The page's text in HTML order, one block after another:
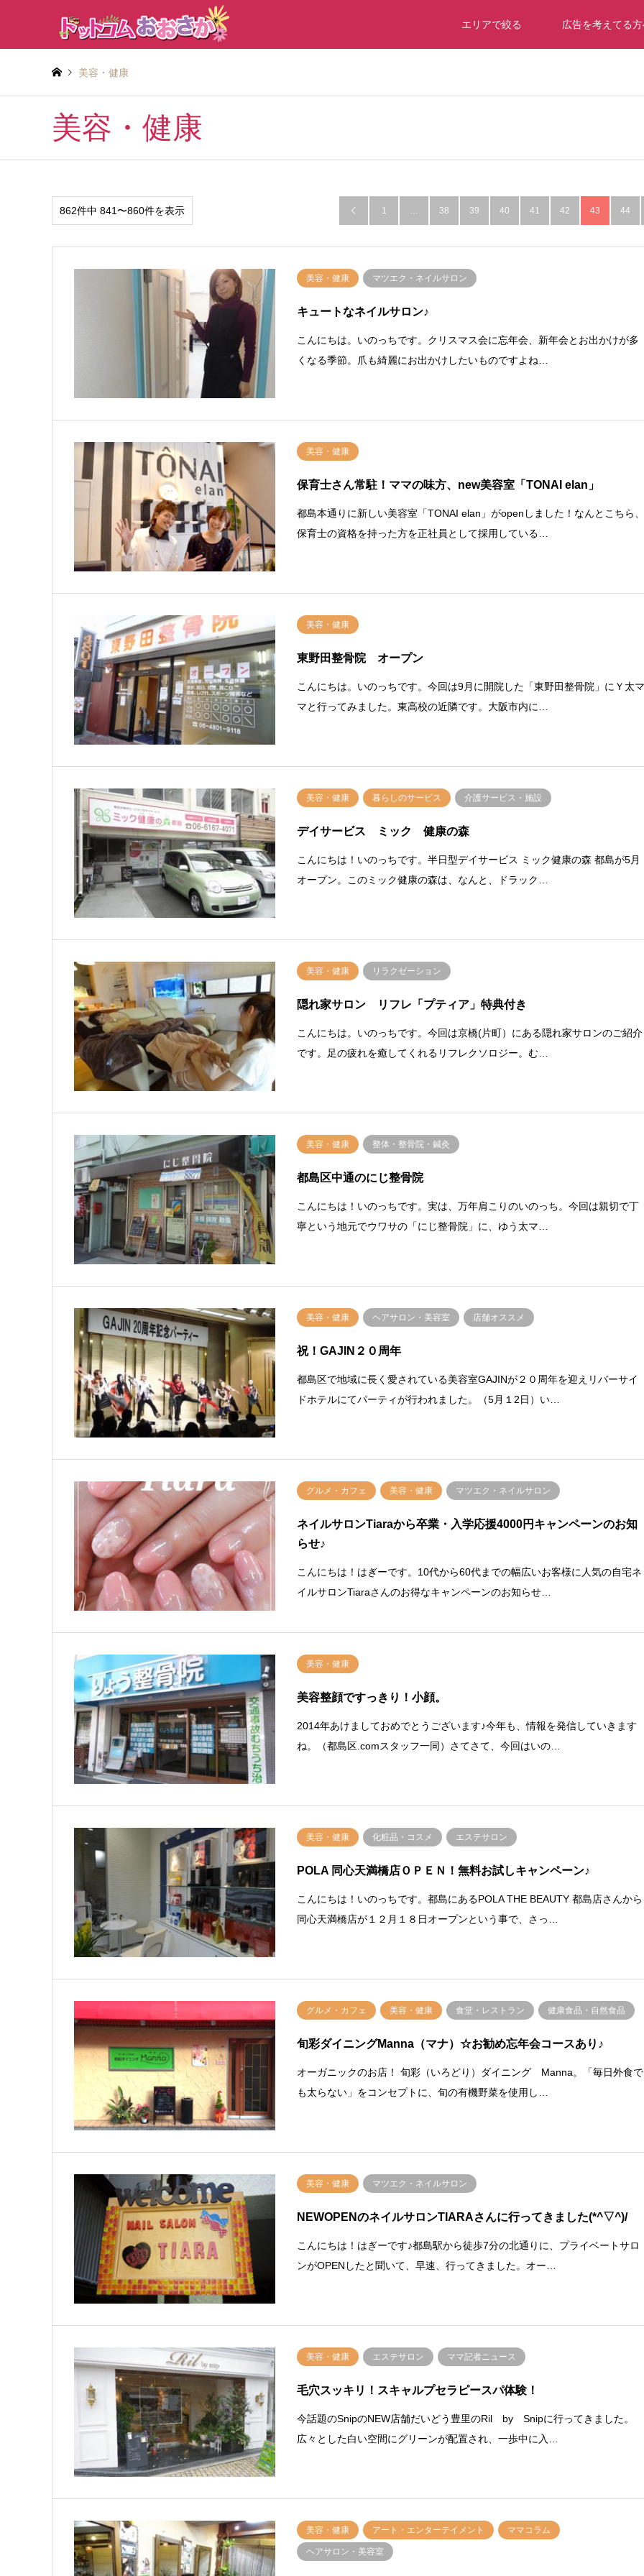
エリアで絞る 広告を考えてる
美容・健康
美容・健康
862件中 841〜860件を表示  1 … 38 39 40 41 42 43 44
美容・健康 マツエク・ネイルサロン
キュートなネイルサロン♪
こんにちは。いのっちです。クリスマス会に忘年会、新年会とお出かけが多
くなる季節。爪も綺麗にお出かけしたいものですよね…
美容・健康
保育士さん常駐！ママの味方、new美容室「TONAI elan」
都島本通りに新しい美容室「TONAI elan」がopenしました！なんとこちら
保育士の資格を持った方を正社員として採用している…
美容・健康
東野田整骨院 オープン
こんにちは。いのっちです。今回は9月に開院した「東野田整骨院」にＹ太
マと行ってみました。東高校の近隣です。大阪市内に…
美容・健康 暮らしのサービス 介護サービス・施設
デイサービス ミック 健康の森
こんにちは！いのっちです。半日型デイサービス ミック健康の森 都島が5月
オープン。このミック健康の森は、なんと、ドラック…
美容・健康 リラクゼーション
隠れ家サロン リフレ「プティア」特典付き
こんにちは。いのっちです。今回は京橋(片町）にある隠れ家サロンのご紹介
です。足の疲れを癒してくれるリフレクソロジー。む…
美容・健康 整体・整骨院・鍼灸
都島区中通のにじ整骨院
こんにちは！いのっちです。実は、万年肩こりのいのっち。今回は親切で丁
寧という地元でウワサの「にじ整骨院」に、ゆう太マ…
美容・健康 ヘアサロン・美容室 店舗オススメ
祝！GAJIN２０周年
都島区で地域に長く愛されている美容室GAJINが２０周年を迎えリバーサイ
ドホテルにてパーティが行われました。（5月１2日）い…
グルメ・カフェ 美容・健康 マツエク・ネイルサロン
ネイルサロンTiaraから卒業・入学応援4000円キャンペーンのお知
らせ♪
こんにちは！はぎーです。10代から60代までの幅広いお客様に人気の自宅ネ
イルサロンTiaraさんのお得なキャンペーンのお知らせ…
美容・健康
美容整顔ですっきり！小顔。
2014年あけましておめでとうございます♪今年も、情報を発信していきます
ね。（都島区.comスタッフ一同）さてさて、今回はいの…
美容・健康 化粧品・コスメ エステサロン
POLA 同心天満橋店ＯＰＥＮ！無料お試しキャンペーン♪
こんにちは！いのっちです。都島にあるPOLA THE BEAUTY 都島店さんから
同心天満橋店が１２月１８日オープンという事で、さっ…
グルメ・カフェ 美容・健康 食堂・レストラン 健康食品・自然食品
旬彩ダイニングManna（マナ）☆お勧め忘年会コースあり♪
オーガニックのお店！ 旬彩（いろどり）ダイニング Manna。「毎日外食で
も太らない」をコンセプトに、旬の有機野菜を使用し…
美容・健康 マツエク・ネイルサロン
NEWOPENのネイルサロンTIARAさんに行ってきました(*^▽^)/
こんにちは！はぎーです♪都島駅から徒歩7分の北通りに、プライベートサロ
ンがOPENしたと聞いて、早速、行ってきました。オー…
美容・健康 エステサロン ママ記者ニュース
毛穴スッキリ！スキャルプセラピースパ体験！
今話題のSnipのNEW店舗だいどう豊里のRil by Snipに行ってきました。
広々とした白い空間にグリーンが配置され、一歩中に入…
美容・健康 アート・エンターテイメント ママコラム
ヘアサロン・美容室